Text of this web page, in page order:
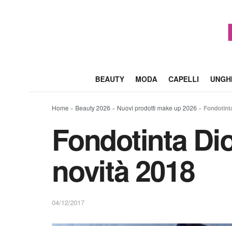
BEAUTY MODA CAPELLI
Home » Beauty 2026 » Nuovi prodotti make up 2026 »
Fondotinta
novità 2018
04/12/2017